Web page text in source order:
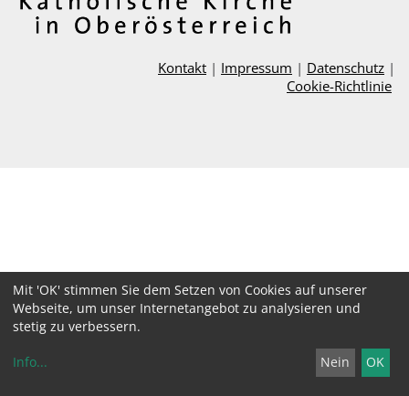
Kontakt | Impressum | Datenschutz |
Cookie-Richtlinie
Mit 'OK' stimmen Sie dem Setzen von Cookies auf unserer
Webseite, um unser Internetangebot zu analysieren und
stetig zu verbessern.
Info... Nein OK